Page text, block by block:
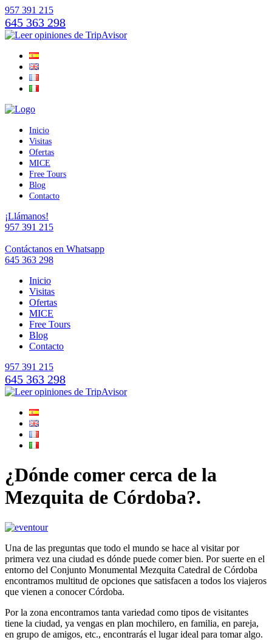
957 391 215
645 363 298
Inicio
Visitas
Ofertas
MICE
Free Tours
Blog
Contacto
¡Llámanos!
957 391 215
Contáctanos en Whatsapp
645 363 298
Inicio
Visitas
Ofertas
MICE
Free Tours
Blog
Contacto
957 391 215
645 363 298
¿Dónde comer cerca de la
Mezquita de Córdoba?.
Una de las preguntas que todo el mundo se hace al visitar por
primera vez una ciudad es dónde puede comer bien. Por suerte en el
entorno del Conjunto Monumental Mezquita Catedral de Córdoba
encontramos multitud de opciones que satisfacen a todos los viajeros
que vienen a conocer Córdoba.
Por la zona encontramos tanta variedad como tipos de visitantes
tiene la ciudad, ya vengas en plan mochilero, en familia, en pareja,
en grupo de amigos, etc., encontrarás el lugar ideal para tomar algo.